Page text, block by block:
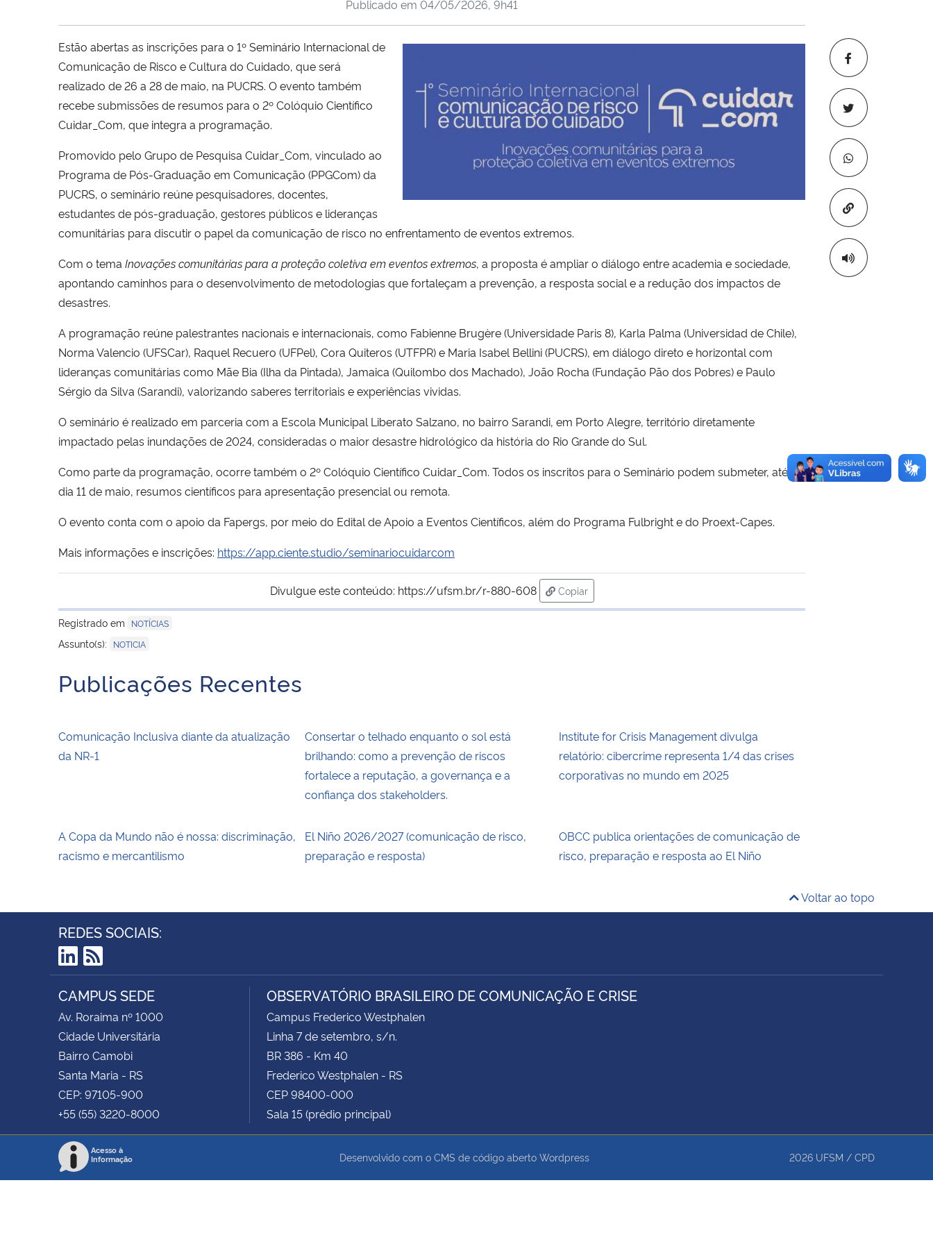
Copiar para
Publicado em 04/05/2026, 9h41
Estão abertas as inscrições para o 1º Seminário Internacional de
Comunicação de Risco e Cultura do Cuidado, que será
realizado de 26 a 28 de maio, na PUCRS. O evento também
recebe submissões de resumos para o 2º Colóquio Científico
Cuidar_Com, que integra a programação.
Promovido pelo Grupo de Pesquisa Cuidar_Com, vinculado ao
Programa de Pós-Graduação em Comunicação (PPGCom) da
PUCRS, o seminário reúne pesquisadores, docentes,
estudantes de pós-graduação, gestores públicos e lideranças
comunitárias para discutir o papel da comunicação de risco no enfrentamento de eventos extremos.
Com o tema Inovações comunitárias para a proteção coletiva em eventos extremos, a proposta é ampliar o diálogo entre academia e sociedade,
apontando caminhos para o desenvolvimento de metodologias que fortaleçam a prevenção, a resposta social e a redução dos impactos de
desastres.
A programação reúne palestrantes nacionais e internacionais, como Fabienne Brugère (Universidade Paris 8), Karla Palma (Universidad de Chile),
Norma Valencio (UFSCar), Raquel Recuero (UFPel), Cora Quiteros (UTFPR) e Maria Isabel Bellini (PUCRS), em diálogo direto e horizontal com
lideranças comunitárias como Mãe Bia (Ilha da Pintada), Jamaica (Quilombo dos Machado), João Rocha (Fundação Pão dos Pobres) e Paulo
Sérgio da Silva (Sarandi), valorizando saberes territoriais e experiências vividas.
O seminário é realizado em parceria com a Escola Municipal Liberato Salzano, no bairro Sarandi, em Porto Alegre, território diretamente
impactado pelas inundações de 2024, consideradas o maior desastre hidrológico da história do Rio Grande do Sul.
Como parte da programação, ocorre também o 2º Colóquio Científico Cuidar_Com. Todos os inscritos para o Seminário podem submeter, até o
dia 11 de maio, resumos científicos para apresentação presencial ou remota.
O evento conta com o apoio da Fapergs, por meio do Edital de Apoio a Eventos Científicos, além do Programa Fulbright e do Proext-Capes.
Mais informações e inscrições: https://app.ciente.studio/seminariocuidarcom
Divulgue este conteúdo: https://ufsm.br/r-880-608
Copiar
para área de transferência
Registrado em
NOTÍCIAS
Assunto(s): NOTICIA
Publicações Recentes
Comunicação Inclusiva diante da atualização
da NR-1
Consertar o telhado enquanto o sol está
brilhando: como a prevenção de riscos
fortalece a reputação, a governança e a
confiança dos stakeholders.
Institute for Crisis Management divulga
relatório: cibercrime representa 1/4 das crises
corporativas no mundo em 2025
A Copa da Mundo não é nossa: discriminação,
racismo e mercantilismo
El Niño 2026/2027 (comunicação de risco,
preparação e resposta)
OBCC publica orientações de comunicação de
risco, preparação e resposta ao El Niño
Voltar ao topo
REDES SOCIAIS:
LinkedIn
RSS
CAMPUS SEDE
Av. Roraima nº 1000
Cidade Universitária
Bairro Camobi
Santa Maria - RS
CEP: 97105-900
+55 (55) 3220-8000
OBSERVATÓRIO BRASILEIRO DE COMUNICAÇÃO E CRISE
Campus Frederico Westphalen
Linha 7 de setembro, s/n.
BR 386 - Km 40
Frederico Westphalen - RS
CEP 98400-000
Sala 15 (prédio principal)
Acesso à
Informação
Desenvolvido com o CMS de código aberto Wordpress 2026 UFSM / CPD